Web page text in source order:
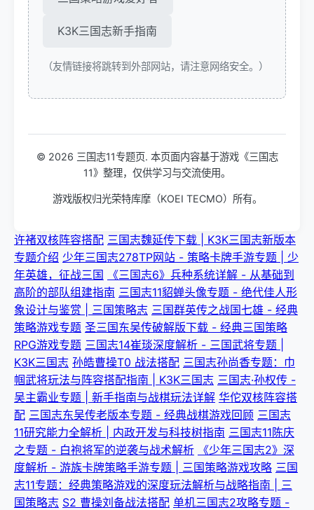
K3K三国志新手指南
（友情链接将跳转到外部网站，请注意网络安全。）
© 2026 三国志11专题页. 本页面内容基于游戏《三国志
11》整理，仅供学习与交流使用。
游戏版权归光荣特库摩（KOEI TECMO）所有。
许褚双核阵容搭配 三国志魏延传下载 | K3K三国志新版本
专题介绍 少年三国志278TP网站 - 策略卡牌手游专题 | 少
年英雄，征战三国
《三国志6》兵种系统详解 - 从基础到
高阶的部队组建指南 三国志11貂蝉头像专题 - 绝代佳人形
象设计与鉴赏 | 三国策略志 三国群英传之战国七雄 - 经典
策略游戏专题 圣三国东吴传破解版下载 - 经典三国策略
RPG游戏专题 三国志14崔琰深度解析 - 三国武将专题 |
K3K三国志 孙皓曹操T0 战法搭配 三国志孙尚香专题：巾
帼武将玩法与阵容搭配指南 | K3K三国志 三国志·孙权传 -
吴主霸业专题 | 新手指南与战棋玩法详解 华佗双核阵容搭
配 三国志东吴传老版本专题 - 经典战棋游戏回顾 三国志
11研究能力全解析 | 内政开发与科技树指南 三国志11陈庆
之专题 - 白袍将军的逆袭与战术解析
《少年三国志2》深
度解析 - 游族卡牌策略手游专题 | 三国策略游戏攻略 三国
志11专题：经典策略游戏的深度玩法解析与战略指南 | 三
国策略志 S2 曹操刘备战法搭配 单机三国志2攻略专题 -